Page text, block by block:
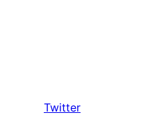
Twitter